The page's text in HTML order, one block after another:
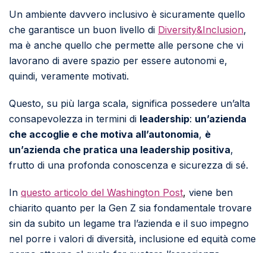
Un ambiente davvero inclusivo è sicuramente quello
che garantisce un buon livello di Diversity&Inclusion,
ma è anche quello che permette alle persone che vi
lavorano di avere spazio per essere autonomi e,
quindi, veramente motivati.
Questo, su più larga scala, significa possedere un’alta
consapevolezza in termini di leadership: un’azienda
che accoglie e che motiva all’autonomia, è
un’azienda che pratica una leadership positiva,
frutto di una profonda conoscenza e sicurezza di sé.
In questo articolo del Washington Post, viene ben
chiarito quanto per la Gen Z sia fondamentale trovare
sin da subito un legame tra l’azienda e il suo impegno
nel porre i valori di diversità, inclusione ed equità come